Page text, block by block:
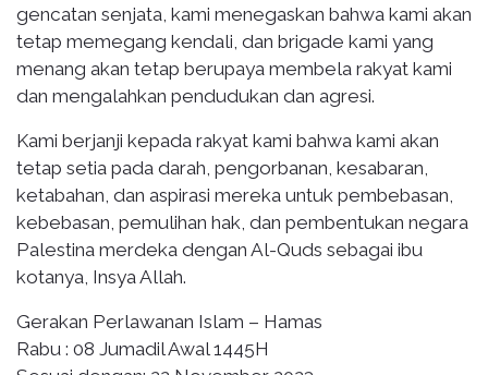
gencatan senjata, kami menegaskan bahwa kami akan
tetap memegang kendali, dan brigade kami yang
menang akan tetap berupaya membela rakyat kami
dan mengalahkan pendudukan dan agresi.
Kami berjanji kepada rakyat kami bahwa kami akan
tetap setia pada darah, pengorbanan, kesabaran,
ketabahan, dan aspirasi mereka untuk pembebasan,
kebebasan, pemulihan hak, dan pembentukan negara
Palestina merdeka dengan Al-Quds sebagai ibu
kotanya, Insya Allah.
Gerakan Perlawanan Islam – Hamas
Rabu : 08 Jumadil Awal 1445H